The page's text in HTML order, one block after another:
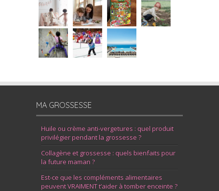
MA GROSSESSE
Huile ou crème anti-vergetures : quel produit
privilégier pendant la grossesse ?
Collagène et grossesse : quels bienfaits pour
la future maman ?
Est-ce que les compléments alimentaires
peuvent VRAIMENT t’aider à tomber enceinte ?